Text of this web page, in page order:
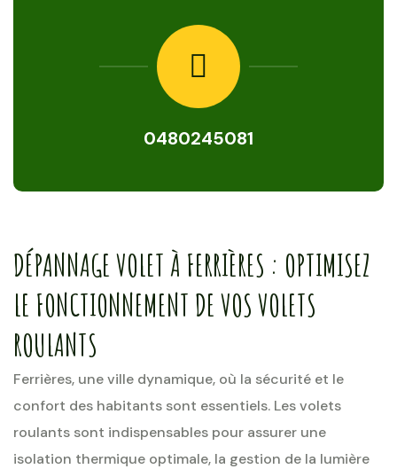
0480245081
DÉPANNAGE VOLET À FERRIÈRES : OPTIMISEZ
LE FONCTIONNEMENT DE VOS VOLETS
ROULANTS
Ferrières, une ville dynamique, où la sécurité et le
confort des habitants sont essentiels. Les volets
roulants sont indispensables pour assurer une
isolation thermique optimale, la gestion de la lumière